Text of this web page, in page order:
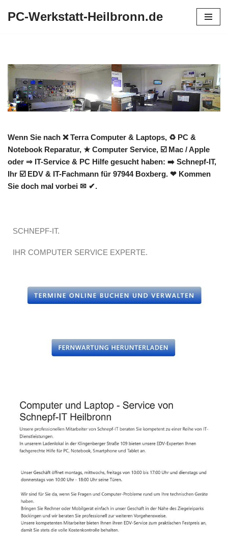
PC-Werkstatt-Heilbronn.de
Wenn Sie nach ❌ Terra Computer & Laptops, ♻ PC &
Notebook Reparatur, ★ Computer Service, ☑️ Mac / Apple
oder ⇒ IT-Service & PC Hilfe gesucht haben: ➡️ Schnepf-IT,
Ihr ☑️ EDV & IT-Fachmann für 97944 Boxberg. ❤ Kommen
Sie doch mal vorbei ✉ ✔.
SCHNEPF-IT.
IHR COMPUTER SERVICE EXPERTE.